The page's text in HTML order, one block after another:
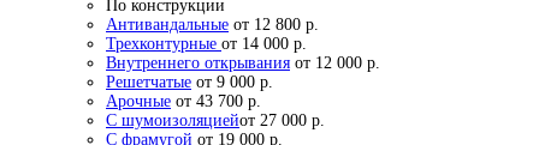
По конструкции
Антивандальные от 12 800 р.
Трехконтурные от 14 000 р.
Внутреннего открывания от 12 000 р.
Решетчатые от 9 000 р.
Арочные от 43 700 р.
С шумоизоляциейот 27 000 р.
С фрамугой от 19 000 р.